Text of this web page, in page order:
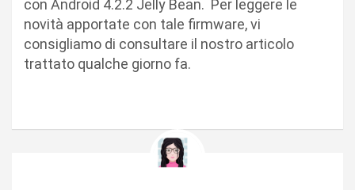
con Android 4.2.2 Jelly Bean. Per leggere le
novità apportate con tale firmware, vi
consigliamo di consultare il nostro articolo
trattato qualche giorno fa.